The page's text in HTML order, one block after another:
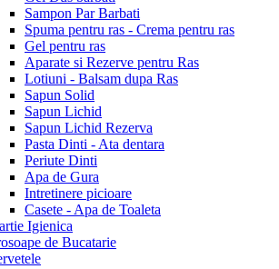
Sampon Par Barbati
Spuma pentru ras - Crema pentru ras
Gel pentru ras
Aparate si Rezerve pentru Ras
Lotiuni - Balsam dupa Ras
Sapun Solid
Sapun Lichid
Sapun Lichid Rezerva
Pasta Dinti - Ata dentara
Periute Dinti
Apa de Gura
Intretinere picioare
Casete - Apa de Toaleta
Igienica
de Bucatarie